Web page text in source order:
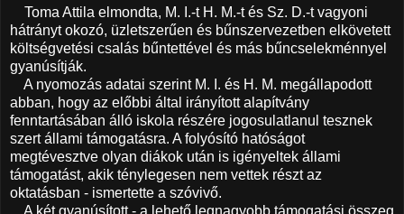
Toma Attila elmondta, M. I.-t H. M.-t és Sz. D.-t vagyoni
hátrányt okozó, üzletszerűen és bűnszervezetben elkövetett
költségvetési csalás bűntettével és más bűncselekménnyel
gyanúsítják.
A nyomozás adatai szerint M. I. és H. M. megállapodott
abban, hogy az előbbi által irányított alapítvány
fenntartásában álló iskola részére jogosulatlanul tesznek
szert állami támogatásra. A folyósító hatóságot
megtévesztve olyan diákok után is igényeltek állami
támogatást, akik ténylegesen nem vettek részt az
oktatásban - ismertette a szóvivő.
A két gyanúsított - a lehető legnagyobb támogatási összeg